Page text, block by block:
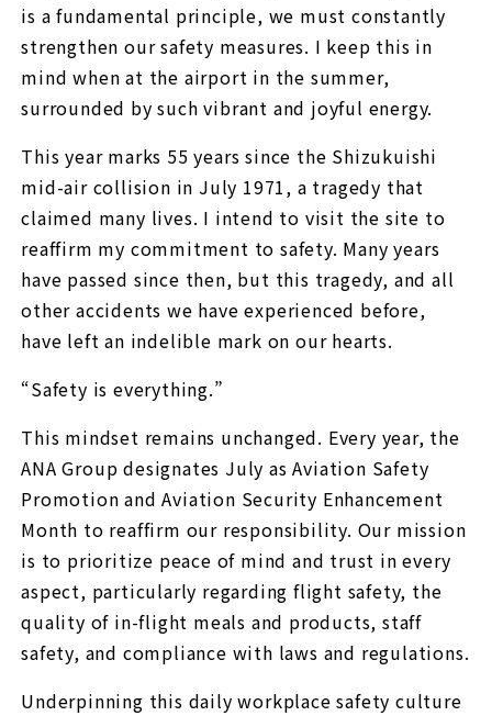
is a fundamental principle, we must constantly
strengthen our safety measures. I keep this in
mind when at the airport in the summer,
surrounded by such vibrant and joyful energy.
This year marks 55 years since the Shizukuishi
mid-air collision in July 1971, a tragedy that
claimed many lives. I intend to visit the site to
reaffirm my commitment to safety. Many years
have passed since then, but this tragedy, and all
other accidents we have experienced before,
have left an indelible mark on our hearts.
“Safety is everything.”
This mindset remains unchanged. Every year, the
ANA Group designates July as Aviation Safety
Promotion and Aviation Security Enhancement
Month to reaffirm our responsibility. Our mission
is to prioritize peace of mind and trust in every
aspect, particularly regarding flight safety, the
quality of in-flight meals and products, staff
safety, and compliance with laws and regulations.
Underpinning this daily workplace safety culture